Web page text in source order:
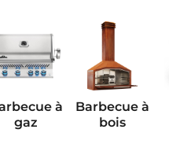
Paranocta
à
gaz
Barbecue à
bois